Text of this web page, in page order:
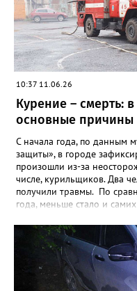
10:37 11.06.26
Курение – смерть:
основные причины
С начала года, по данным
защиты», в городе
произошли из-за
числе, курильщиков. Два
получили травмы. По
года, меньше стало и
было четверо. Кроме
чаще всего причинами
неисправные
загоралось уже 38 раз, в
Причинами ещё 5